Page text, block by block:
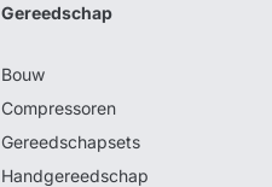
Gereedschap
Bouw
Compressoren
Gereedschapsets
Handgereedschap